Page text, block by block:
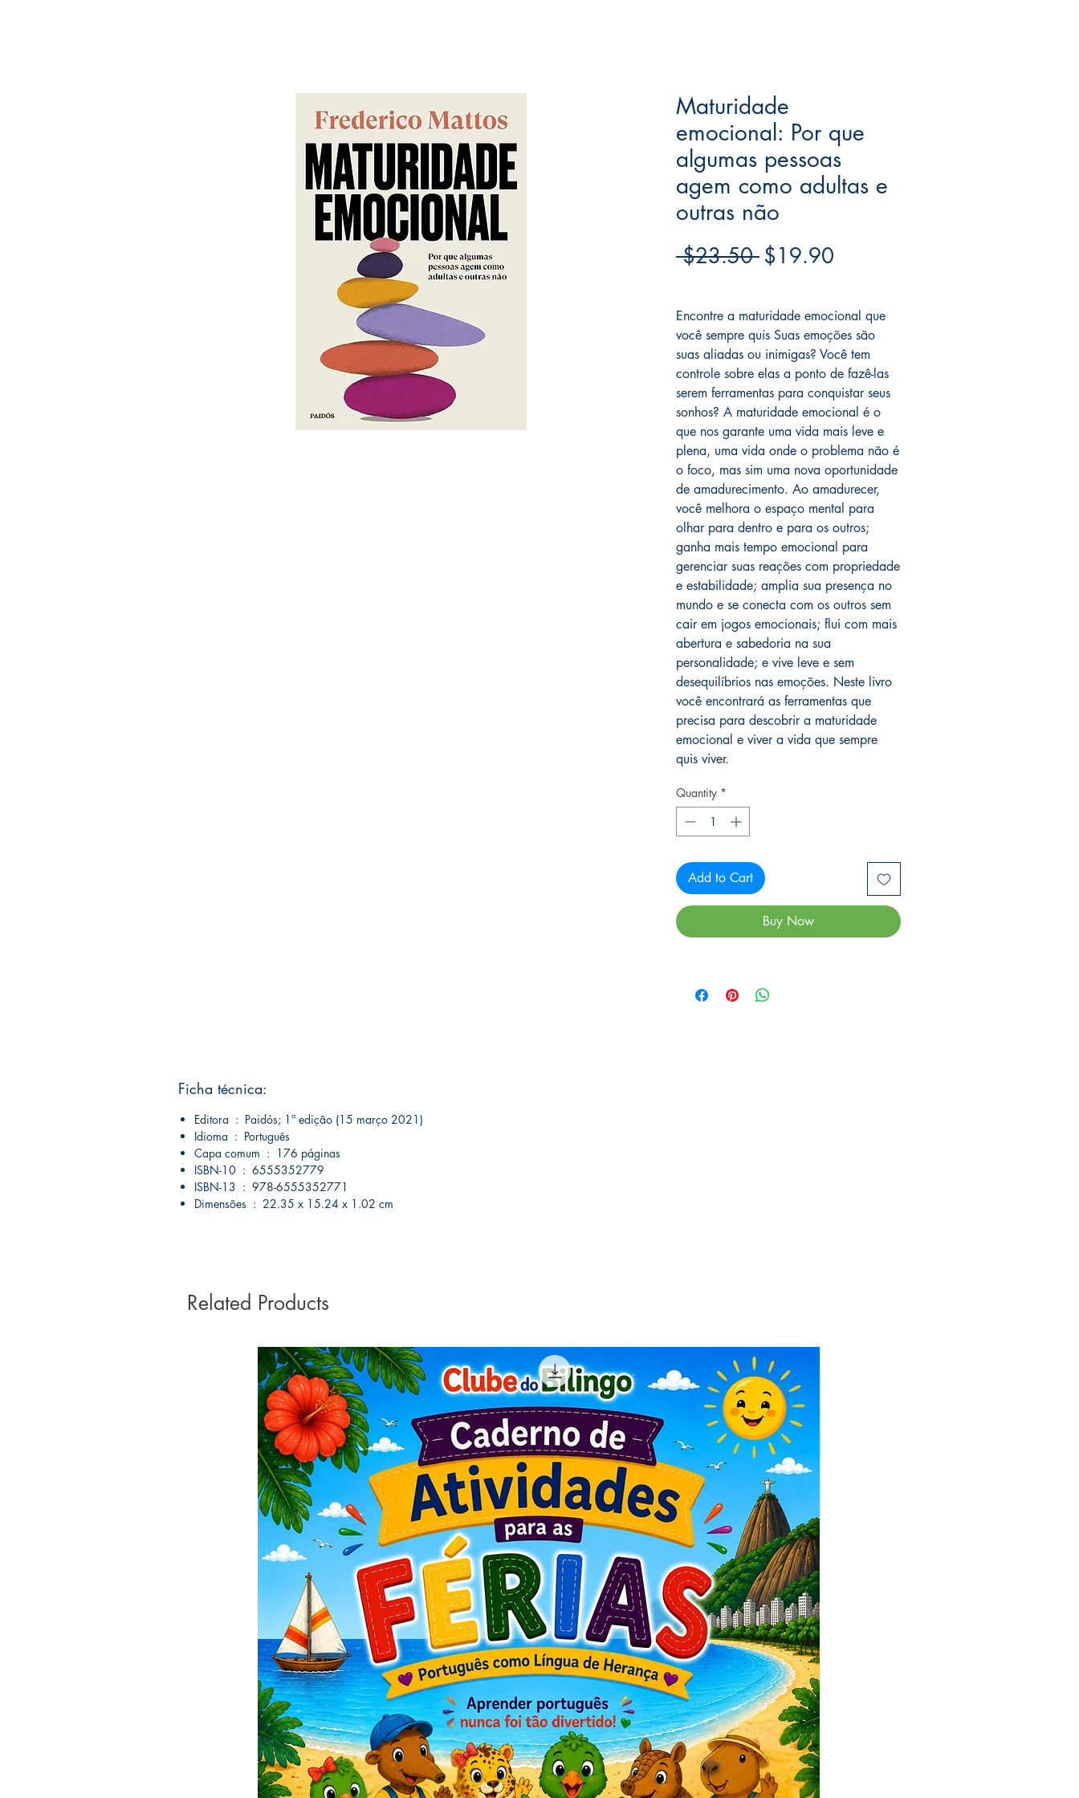
Maturidade
emocional: Por que
algumas pessoas
agem como adultas e
outras não
$23.50 Regular
$19.90
Encontre a maturidade emocional que
você sempre quis Suas emoções são
suas aliadas ou inimigas? Você tem
controle sobre elas a ponto de fazê-las
serem ferramentas para conquistar seus
sonhos? A maturidade emocional é o
que nos garante uma vida mais leve e
plena, uma vida onde o problema não é
o foco, mas sim uma nova oportunidade
de amadurecimento. Ao amadurecer,
você melhora o espaço mental para
olhar para dentro e para os outros;
ganha mais tempo emocional para
gerenciar suas reações com propriedade
e estabilidade; amplia sua presença no
mundo e se conecta com os outros sem
cair em jogos emocionais; flui com mais
abertura e sabedoria na sua
personalidade; e vive leve e sem
desequilíbrios nas emoções. Neste livro
você encontrará as ferramentas que
precisa para descobrir a maturidade
emocional e viver a vida que sempre
quis viver.
Quantity *
Add to Cart
Buy Now
Ficha técnica:
Editora ‏ : ‎ Paidós; 1ª edição (15 março 2021)
Idioma ‏ : ‎ Português
Capa comum ‏ : ‎ 176 páginas
ISBN-10 ‏ : ‎ 6555352779
ISBN-13 ‏ : ‎ 978-6555352771
Dimensões ‏ : ‎ 22.35 x 15.24 x 1.02 cm
Related Products